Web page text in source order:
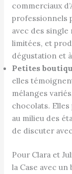
commerciaux
professionnels
avec des single
limitées, et
dégustation et
Petites
elles
mélanges
chocolats.
au milieu des
de discuter
Pour Clara et
la Case avec